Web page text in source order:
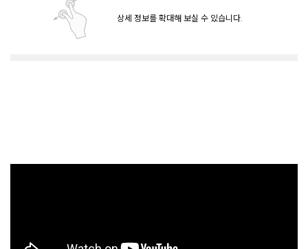
상세 정보를 확대해 보실 수 있습니다.